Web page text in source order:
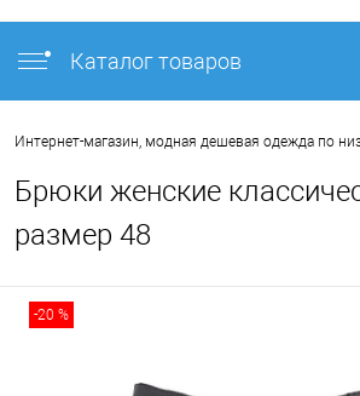
Каталог товаров
Интернет-магазин, модная дешевая одежда по
Брюки женские
размер 48
-20 %